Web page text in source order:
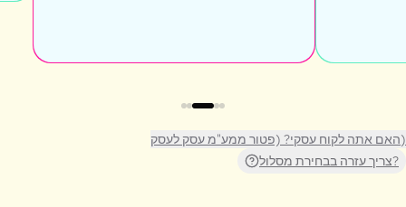
האם אתה לקוח עסקי? (פטור ממע"מ עסק לעסק)
צריך עזרה בבחירת מסלול?